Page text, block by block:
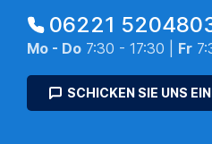
06221
Mo - Do 7:30 - 17:30 | Fr
SCHICKEN SIE UNS